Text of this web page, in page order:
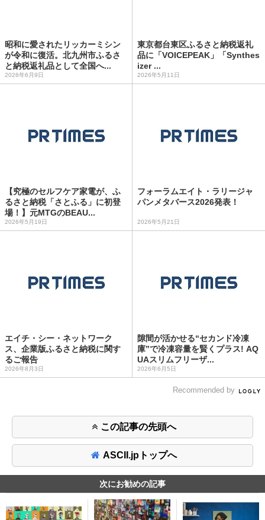
昭和に愛されたリッカーミシン
が令和に復活。北九州市ふるさ
と納税返礼品として全国へ...
2026年6月9日
東京都台東区ふるさと納税返礼
品に「VOICEPEAK」「Synthes
izer ...
2026年5月11日
【究極のセルフケア家電が、ふ
るさと納税「さとふる」に初登
場！】元MTGのBEAU...
2026年5月19日
フォーラムエイト・ラリージャ
パンメタバース2026発表！
2026年5月21日
エイチ・シー・ネットワーク
ス、企業版ふるさと納税に関す
るご報告
2026年8月3日
隙間が活かせる“セカンド冷凍
庫”で冷凍容量を賢くプラス! AQ
UAスリムフリーザ...
2026年6月5日
Recommended by
この記事の先頭へ
ASCII.jpトップへ
次にお勧めの記事